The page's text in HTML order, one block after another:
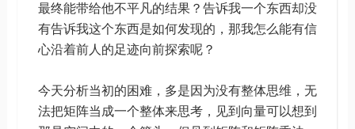
最终能带给他不平凡的结果？告诉我一个东西却没
有告诉我这个东西是如何发现的，那我怎么能有信
心沿着前人的足迹向前探索呢？
今天分析当初的困难，多是因为没有整体思维，无
法把矩阵当成一个整体来思考，见到向量可以想到